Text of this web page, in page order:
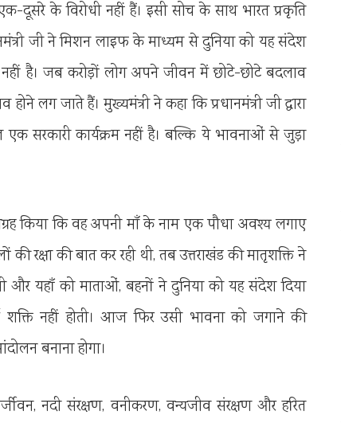
दूसरे के विरोधी नहीं हैं। इसी सोच के साथ भारत प्रकृति
जी ने मिशन लाइफ के माध्यम से दुनिया को यह संदेश
नहीं है। जब करोड़ों लोग अपने जीवन में छोटे-छोटे बदलाव
जाते हैं। मुख्यमंत्री ने कहा कि प्रधानमंत्री जी द्वारा
सरकारी कार्यक्रम नहीं है। बल्कि ये भावनाओं से जुड़ा
किया कि वह अपनी माँ के नाम एक पौधा अवश्य लगाए
रक्षा की बात कर रही थी, तब उत्तराखंड की मातृशक्ति ने
और यहॉं को माताओं, बहनों ने दुनिया को यह संदेश दिया
नहीं होती। आज फिर उसी भावना को जगाने की
बनाना होगा।
नदी संरक्षण, वनीकरण, वन्यजीव संरक्षण और हरित